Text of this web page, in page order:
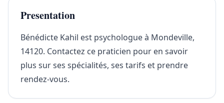
Presentation
Bénédicte Kahil est psychologue à Mondeville,
14120. Contactez ce praticien pour en savoir
plus sur ses spécialités, ses tarifs et prendre
rendez-vous.